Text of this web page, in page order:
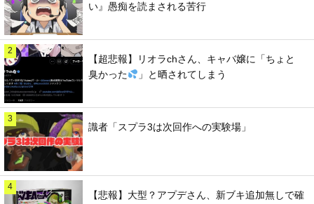
い』愚痴を読まされる苦行
2
【超悲報】リオラchさん、キャバ嬢に「ちょと
臭かった
」と晒されてしまう
3
識者「スプラ3は次回作への実験場」
4
【悲報】大型？アプデさん、新ブキ追加無しで確